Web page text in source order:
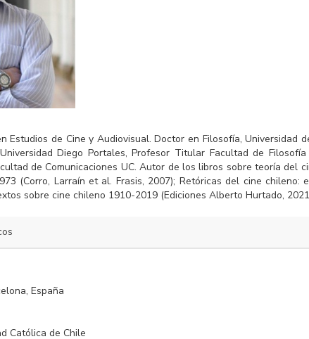
Estudios de Cine y Audiovisual. Doctor en Filosofía, Universidad
Diego Portales, Profesor Titular Facultad de
de Comunicaciones UC. Autor de los libros sobre teoría del
(Corro, Larraín et al. Frasis, 2007); Retóricas del cine chileno:
sobre cine chileno 1910-2019 (Ediciones Alberto Hurtado,
España
Católica de Chile